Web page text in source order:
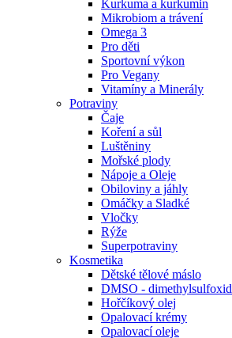
Kurkuma a kurkumin
Mikrobiom a trávení
Omega 3
Pro děti
Sportovní výkon
Pro Vegany
Vitamíny a Minerály
Potraviny
Čaje
Koření a sůl
Luštěniny
Mořské plody
Nápoje a Oleje
Obiloviny a jáhly
Omáčky a Sladké
Vločky
Rýže
Superpotraviny
Kosmetika
Dětské tělové máslo
DMSO - dimethylsulfoxid
Hořčíkový olej
Opalovací krémy
Opalovací oleje